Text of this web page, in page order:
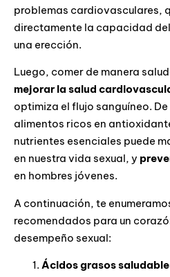
problemas cardiovasculares,
directamente la capacidad
una erección.
Luego, comer de manera
mejorar la salud
optimiza el flujo sanguíneo.
alimentos ricos en
nutrientes esenciales puede
en nuestra vida sexual, y
en hombres jóvenes.
A continuación, te
recomendados para un
desempeño sexual:
Ácidos grasos